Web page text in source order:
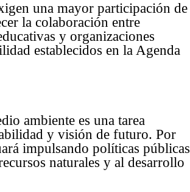
una mayor participación de
la colaboración entre
y organizaciones
establecidos en la Agenda
ambiente es una tarea
y visión de futuro. Por
impulsando políticas públicas
naturales y al desarrollo